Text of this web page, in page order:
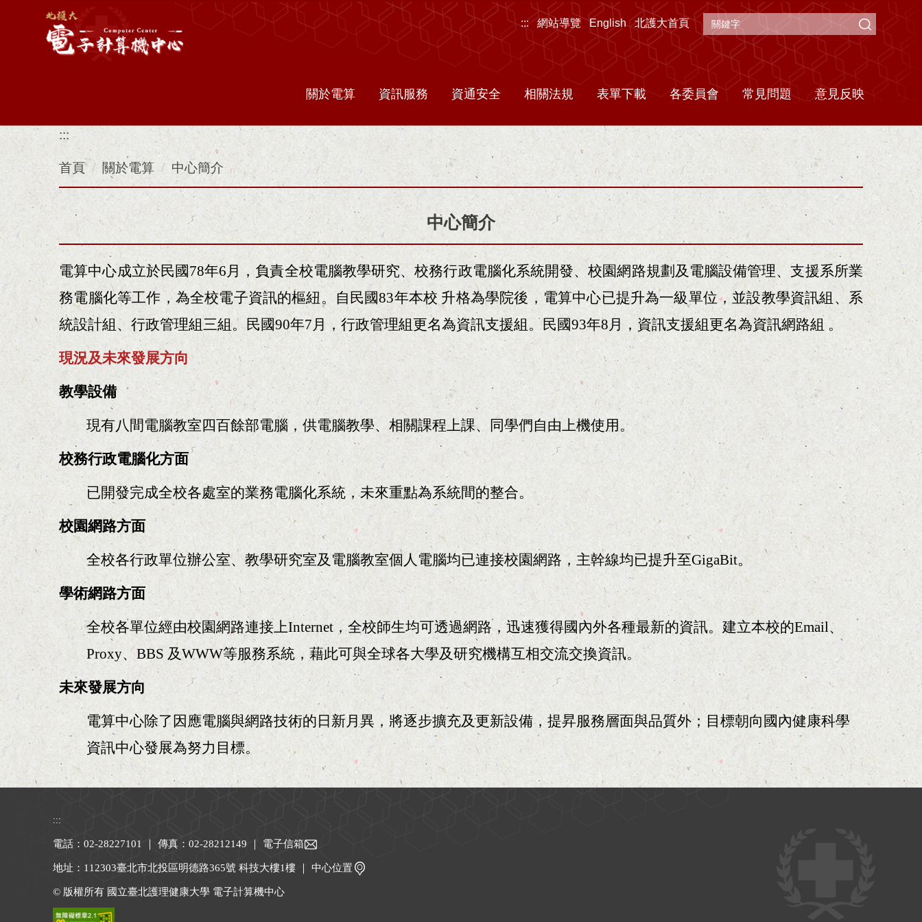
區
::: 網站導覽 English 北護大首頁
關於電算 資訊服務 資通安全 相關法規 表單下載 各委員會 常見問題 意見反映
:::
首頁 關於電算 中心簡介
中心簡介
電算中心成立於民國78年6月，負責全校電腦教學研究、校務行政電腦化系統開發、校園網路規劃及電腦設備管理、支援系所業
務電腦化等工作，為全校電子資訊的樞紐。自民國83年本校 升格為學院後，電算中心已提升為一級單位，並設教學資訊組、系
統設計組、行政管理組三組。民國90年7月，行政管理組更名為資訊支援組。民國93年8月，資訊支援組更名為資訊網路組 。
現況及未來發展方向
教學設備
現有八間電腦教室四百餘部電腦，供電腦教學、相關課程上課、同學們自由上機使用。
校務行政電腦化方面
已開發完成全校各處室的業務電腦化系統，未來重點為系統間的整合。
校園網路方面
全校各行政單位辦公室、教學研究室及電腦教室個人電腦均已連接校園網路，主幹線均已提升至GigaBit。
學術網路方面
全校各單位經由校園網路連接上Internet，全校師生均可透過網路，迅速獲得國內外各種最新的資訊。建立本校的Email、
Proxy、BBS 及WWW等服務系統，藉此可與全球各大學及研究機構互相交流交換資訊。
未來發展方向
電算中心除了因應電腦與網路技術的日新月異，將逐步擴充及更新設備，提昇服務層面與品質外；目標朝向國內健康科學
資訊中心發展為努力目標。
:::
電話：02-28227101 ｜ 傳真：02-28212149 ｜ 電子信箱
地址：112303臺北市北投區明德路365號 科技大樓1樓 ｜中心位置
© 版權所有 國立臺北護理健康大學 電子計算機中心